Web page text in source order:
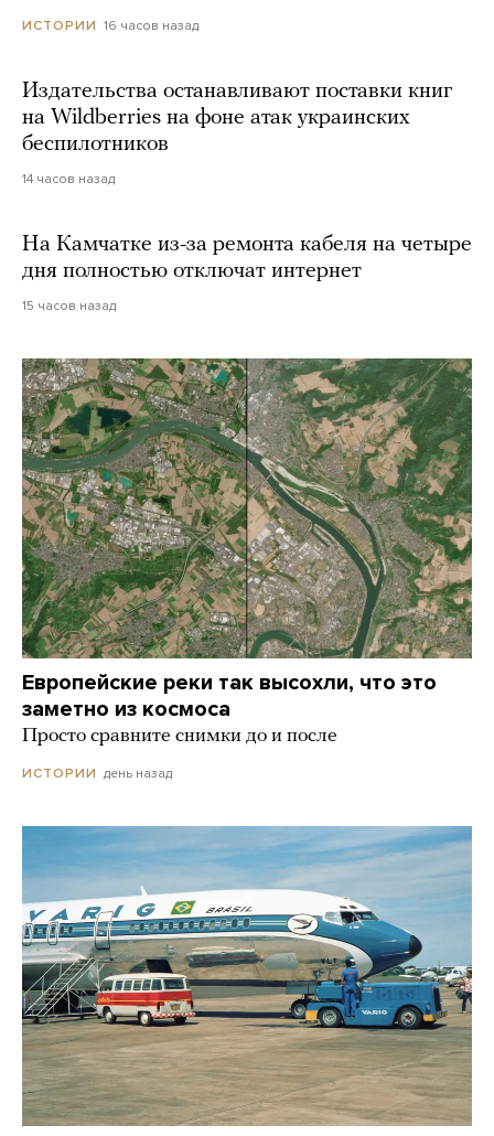
ИСТОРИИ 16 часов назад
Издательства останавливают поставки книг
на Wildberries на фоне атак украинских
беспилотников
14 часов назад
На Камчатке из-за ремонта кабеля на четыре
дня полностью отключат интернет
15 часов назад
Европейские реки так высохли, что это
заметно из космоса
Просто сравните снимки до и после
ИСТОРИИ день назад